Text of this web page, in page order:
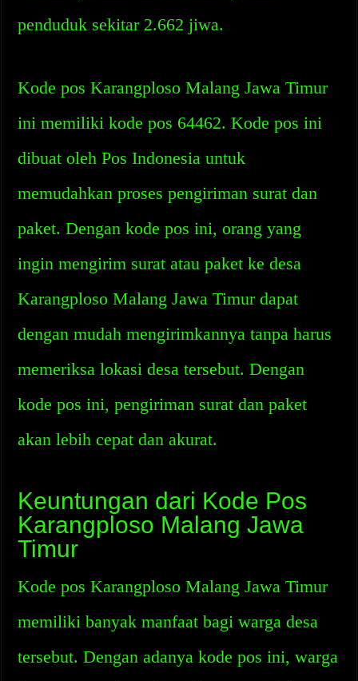
penduduk sekitar 2.662 jiwa.
Kode pos Karangploso Malang Jawa Timur
ini memiliki kode pos 64462. Kode pos ini
dibuat oleh Pos Indonesia untuk
memudahkan proses pengiriman surat dan
paket. Dengan kode pos ini, orang yang
ingin mengirim surat atau paket ke desa
Karangploso Malang Jawa Timur dapat
dengan mudah mengirimkannya tanpa harus
memeriksa lokasi desa tersebut. Dengan
kode pos ini, pengiriman surat dan paket
akan lebih cepat dan akurat.
Keuntungan dari Kode Pos
Karangploso Malang Jawa
Timur
Kode pos Karangploso Malang Jawa Timur
memiliki banyak manfaat bagi warga desa
tersebut. Dengan adanya kode pos ini, warga